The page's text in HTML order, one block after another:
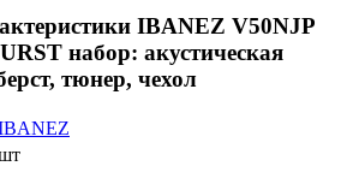
IBANEZ V50NJP
набор: акустическая
тюнер, чехол